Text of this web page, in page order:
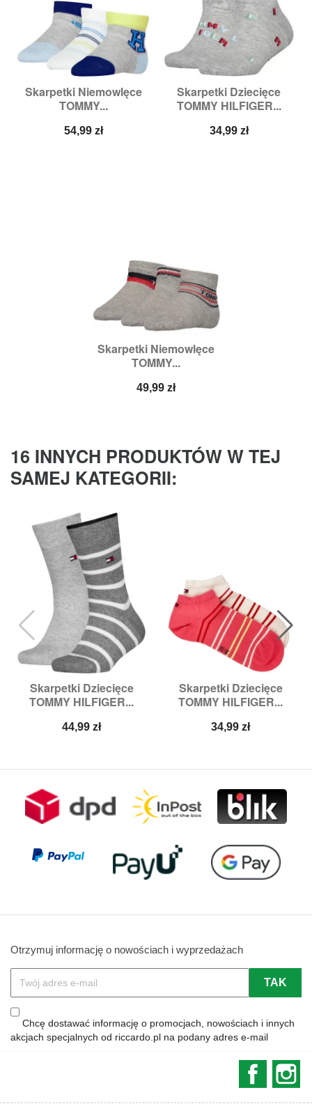
Skarpetki Niemowlęce
TOMMY...
Cena
54,99 zł
Skarpetki Dziecięce
TOMMY HILFIGER...
Cena
34,99 zł
Skarpetki Niemowlęce
TOMMY...
Cena
49,99 zł
16 INNYCH PRODUKTÓW W TEJ
SAMEJ KATEGORII:
Skarpetki Dziecięce
TOMMY HILFIGER...
Cena
44,99 zł
Skarpetki Dziecięce
TOMMY HILFIGER...
Cena
34,99 zł
Otrzymuj informację o nowościach i wyprzedażach
Chcę dostawać informację o promocjach, nowościach i innych
akcjach specjalnych od riccardo.pl na podany adres e-mail